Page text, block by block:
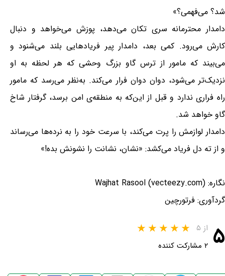
شد؟ می‌فهمی؟»
دامدار محترمانه سری تکان می‌دهد، پوزش می‌خواهد و دنبال
کارش می‌رود. کمی بعد، دامدار پیر فریادهایی بلند می‌شنود و
می‌بیند که مامور از ترس گاو بزرگ وحشی که هر لحظه به او
نزدیک‌تر می‌شود، دوان دوان فرار می‌کند. به‌نظر می‌رسد که مامور
راه فراری ندارد و قبل از این‌که به منطقه‌ی امن برسد، گرفتار شاخ
گاو خواهد شد.
دامدار لوازمش را پرت می‌کند، با سرعت خود را به نرده‌ها می‌رساند
و از ته دل فریاد می‌کشد: «نشان، نشانت را نشونش بده!»
نگاره: Wajhat Rasool (vecteezy.com)
گردآوری: فرتورچین
۵ از ۵
۲ مشارکت کننده